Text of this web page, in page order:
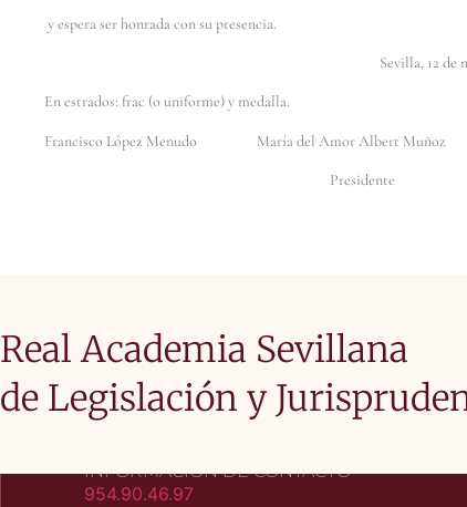
y espera ser honrada con su presencia.
Sevilla, 12 de noviembre
En estrados: frac (o uniforme) y medalla.
Francisco López Menudo María del Amor Albert Muñoz
Presidente
Real Academia Sevillana
de Legislación y
INFORMACIÓN DE CONTACTO
954.90.46.97